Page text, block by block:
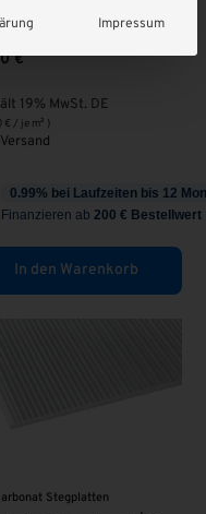
Thermoclear
€
19% MwSt. DE
€ / je m² )
Versand
In den Warenkorb
Stegplatten
Impressum